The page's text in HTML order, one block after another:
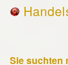
Sie suchten